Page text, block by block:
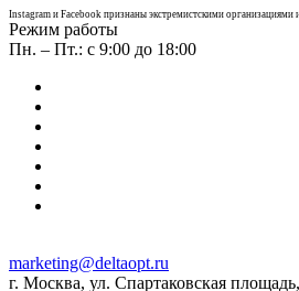
Instagram и Facebook признаны экстремистскими
Режим работы
Пн. – Пт.: с 9:00 до 18:00
marketing@deltaopt.ru
г. Москва, ул. Спартаковская